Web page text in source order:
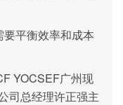
平衡效率和成本
YOCSEF广州现
司总经理许正强主